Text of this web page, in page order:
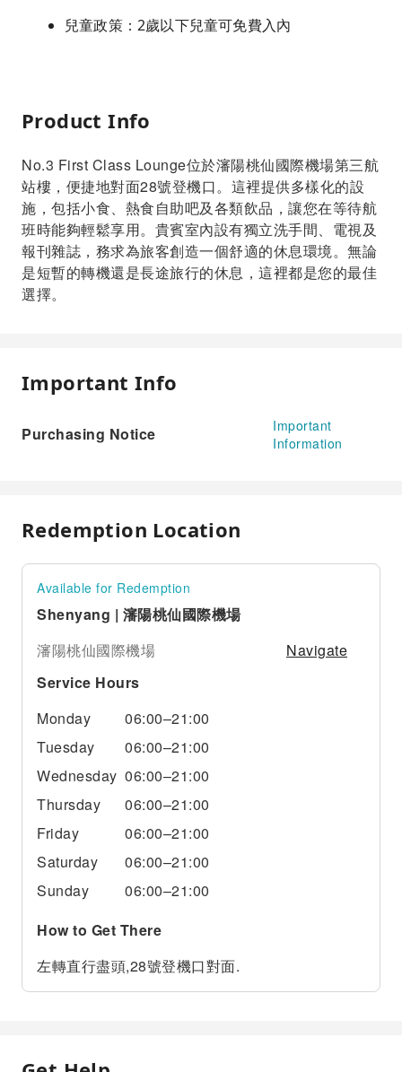
兒童政策：2歲以下兒童可免費入內
Product Info
No.3 First Class Lounge位於瀋陽桃仙國際機場第三航
站樓，便捷地對面28號登機口。這裡提供多樣化的設
施，包括小食、熱食自助吧及各類飲品，讓您在等待航
班時能夠輕鬆享用。貴賓室內設有獨立洗手間、電視及
報刊雜誌，務求為旅客創造一個舒適的休息環境。無論
是短暫的轉機還是長途旅行的休息，這裡都是您的最佳
選擇。
Important Info
Purchasing Notice
Important
Information
Redemption Location
Available for Redemption
Shenyang | 瀋陽桃仙國際機場
瀋陽桃仙國際機場
Navigate
Service Hours
Monday
06:00–21:00
Tuesday
06:00–21:00
Wednesday 06:00–21:00
Thursday
06:00–21:00
Friday
06:00–21:00
Saturday
06:00–21:00
Sunday
06:00–21:00
How to Get There
左轉直行盡頭,28號登機口對面.